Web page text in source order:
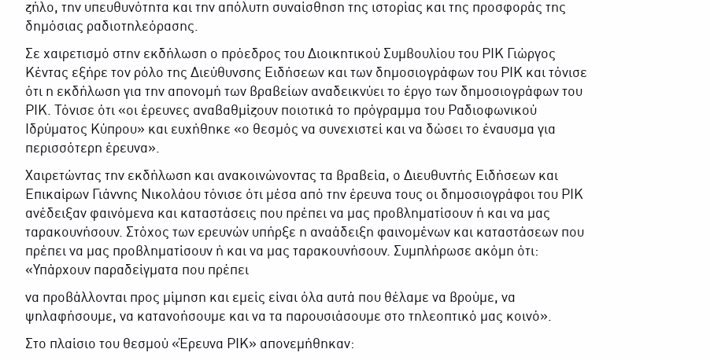
ζήλο, την υπευθυνότητα και την απόλυτη συναίσθηση της ιστορίας και της προσφοράς της
δημόσιας ραδιοτηλεόρασης.
Σε χαιρετισμό στην εκδήλωση ο πρόεδρος του Διοικητικού Συμβουλίου του ΡΙΚ Γιώργος
Κέντας εξήρε τον ρόλο της Διεύθυνσης Ειδήσεων και των δημοσιογράφων του ΡΙΚ και τόνισε
ότι η εκδήλωση για την απονομή των βραβείων αναδεικνύει το έργο των δημοσιογράφων του
ΡΙΚ. Τόνισε ότι «οι έρευνες αναβαθμίζουν ποιοτικά το πρόγραμμα του Ραδιοφωνικού
Ιδρύματος Κύπρου» και ευχήθηκε «ο θεσμός να συνεχιστεί και να δώσει το έναυσμα για
περισσότερη έρευνα».
Χαιρετώντας την εκδήλωση και ανακοινώνοντας τα βραβεία, ο Διευθυντής Ειδήσεων και
Επικαίρων Γιάννης Νικολάου τόνισε ότι μέσα από την έρευνα τους οι δημοσιογράφοι του ΡΙΚ
ανέδειξαν φαινόμενα και καταστάσεις που πρέπει να μας προβληματίσουν ή και να μας
ταρακουνήσουν. Στόχος των ερευνών υπήρξε η αναάδειξη φαινομένων και καταστάσεων που
πρέπει να μας προβληματίσουν ή και να μας ταρακουνήσουν. Συμπλήρωσε ακόμη ότι:
«Υπάρχουν παραδείγματα που πρέπει
να προβάλλονται προς μίμηση και εμείς είναι όλα αυτά που θέλαμε να βρούμε, να
ψηλαφήσουμε, να κατανοήσουμε και να τα παρουσιάσουμε στο τηλεοπτικό μας κοινό».
Στο πλαίσιο του θεσμού «Έρευνα ΡΙΚ» απονεμήθηκαν: